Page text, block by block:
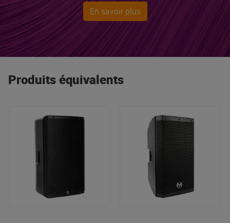
et pianos numériques, les batteries acoustiques et
électroniques sont des références incontournables.
Yamaha est le premier fabricant mondial de guitares et le
choix du cœur et de la raison pour les passionnés et les
connaisseurs !
En savoir plus
Produits équivalents